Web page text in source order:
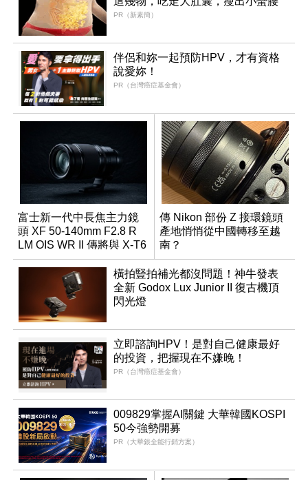
PR（新素簡）
伴侶和妳一起預防HPV，才有資格
說愛妳！
PR（台灣癌症基金會）
富士新一代中長焦主力鏡
頭 XF 50-140mm F2.8 R
LM OIS WR II 傳將與 X-T6
同步亮相
傳 Nikon 部份 Z 接環鏡頭
產地悄悄從中國轉移至越
南？
橫拍豎拍補光都沒問題！神牛發表
全新 Godox Lux Junior II 復古機頂
閃光燈
立即諮詢HPV！是對自己健康最好
的投資，把握現在不嫌晚！
PR（台灣癌症基金會）
009829掌握AI關鍵 大華韓國KOSPI
50今強勢開募
PR（大華銀全能行銷方案）